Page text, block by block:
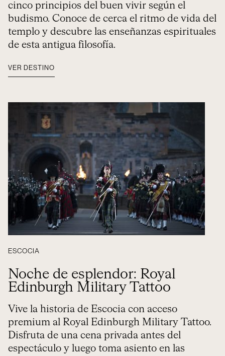
cinco principios del buen vivir según el
budismo. Conoce de cerca el ritmo de vida del
templo y descubre las enseñanzas espirituales
de esta antigua filosofía.
VER DESTINO
ESCOCIA
Noche de esplendor: Royal
Edinburgh Military Tattoo
Vive la historia de Escocia con acceso
premium al Royal Edinburgh Military Tattoo.
Disfruta de una cena privada antes del
espectáculo y luego toma asiento en las